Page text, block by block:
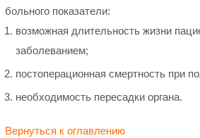
больного показатели:
возможная длительность жизни
заболеванием;
постоперационная смертность при
необходимость пересадки органа.
Вернуться к оглавлению